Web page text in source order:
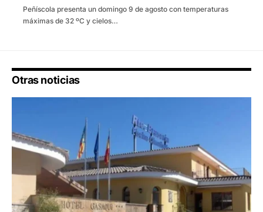
Peñíscola presenta un domingo 9 de agosto con temperaturas
máximas de 32 ºC y cielos…
Otras noticias